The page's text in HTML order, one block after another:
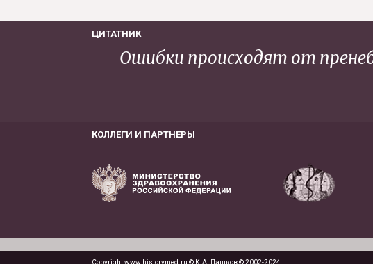
ЦИТАТНИК
Ошибки происходят от
КОЛЛЕГИ И ПАРТНЕРЫ